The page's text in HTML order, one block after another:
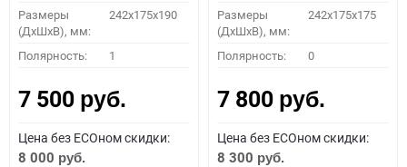
Размеры
(ДхШхВ), мм:
242x175x190
Полярность: 1
7 500 руб.
Цена без ECOном скидки:
8 000 руб.
Размеры
(ДхШхВ), мм:
242x175x175
Полярность: 0
7 800 руб.
Цена без ECOном скидки:
8 300 руб.